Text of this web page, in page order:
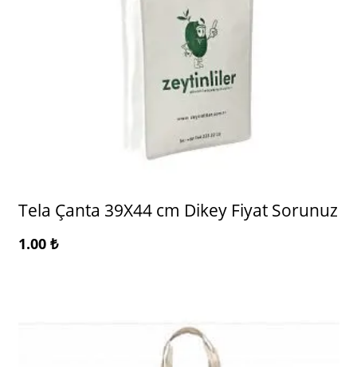
Tela Çanta 39X44 cm Dikey Fiyat Sorunuz
1.00 ₺